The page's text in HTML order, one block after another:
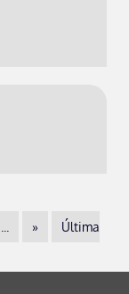
»
Última